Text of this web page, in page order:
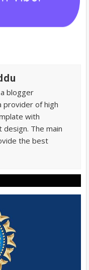
blogger
provider of high
with
The main
the best